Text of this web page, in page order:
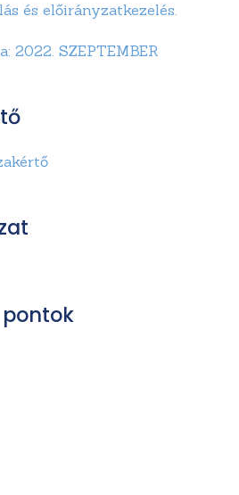
és előirányzatkezelés.
2022. SZEPTEMBER
pontok